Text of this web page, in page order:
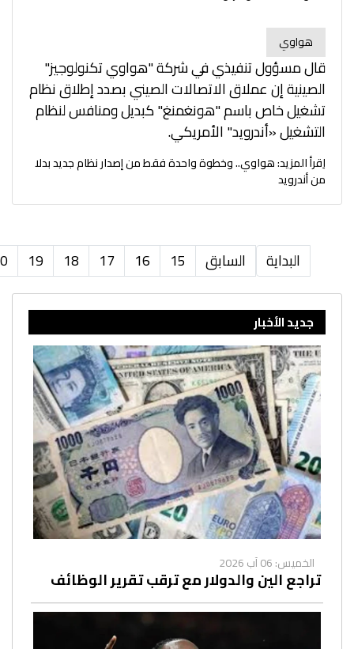
هواوي
قال مسؤول تنفيذي في شركة "هواوي تكنولوجيز"
الصينية إن عملاق الاتصالات الصيني بصدد إطلاق نظام
تشغيل خاص باسم "هونغمنغ" كبديل ومنافس لنظام
التشغيل «أندرويد" الأمريكي.
اِقرأ المزيد: هواوي.. وخطوة واحدة فقط من إصدار نظام جديد بدلا
من أندرويد
البداية السابق 15
16
17
18
19
جديد الأخبار
الخميس: 06 آب 2026
تراجع الين والدولار مع ترقب تقرير الوظائف